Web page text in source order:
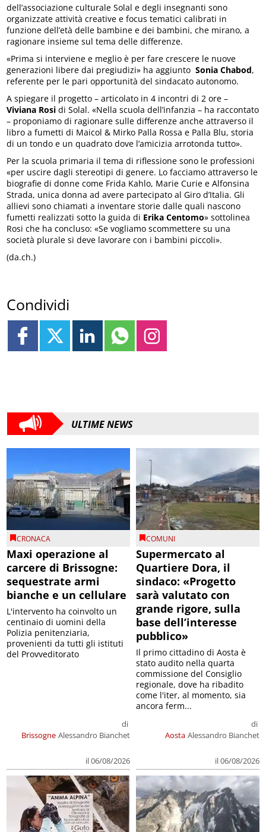
dell’associazione culturale Solal e degli insegnanti sono
organizzate attività creative e focus tematici calibrati in
funzione dell’età delle bambine e dei bambini, che mirano, a
ragionare insieme sul tema delle differenze.
«Prima si interviene e meglio è per fare crescere le nuove
generazioni libere dai pregiudizi» ha aggiuntoSonia Chabod,
referente per le pari opportunità del sindacato autonomo.
A spiegare il progetto – articolato in 4 incontri di 2 ore –
Viviana Rosi di Solal. «Nella scuola dell’infanzia – ha raccontato
– proponiamo di ragionare sulle differenze anche attraverso il
libro a fumetti di Maicol & Mirko Palla Rossa e Palla Blu, storia
di un tondo e un quadrato dove l’amicizia arrotonda tutto».
Per la scuola primaria il tema di riflessione sono le professioni
«per uscire dagli stereotipi di genere. Lo facciamo attraverso le
biografie di donne come Frida Kahlo, Marie Curie e Alfonsina
Strada, unica donna ad avere partecipato al Giro d’Italia. Gli
allievi sono chiamati a inventare storie dalle quali nascono
fumetti realizzati sotto la guida di Erika Centomo» sottolinea
Rosi che ha concluso: «Se vogliamo scommettere su una
società plurale si deve lavorare con i bambini piccoli».
(da.ch.)
Condividi
ULTIME NEWS
CRONACA
Maxi operazione al
carcere di Brissogne:
sequestrate armi
bianche e un cellulare
Brissogne
di
Alessandro Bianchet
il 06/08/2026
L'intervento ha coinvolto un
centinaio di uomini della
Polizia penitenziaria,
provenienti da tutti gli istituti
del Provveditorato
COMUNI
Supermercato al
Quartiere Dora, il
sindaco: «Progetto
sarà valutato con
grande rigore, sulla
base dell’interesse
pubblico»
Aosta
di
Alessandro Bianchet
il 06/08/2026
Il primo cittadino di Aosta è
stato audito nella quarta
commissione del Consiglio
regionale, dove ha ribadito
come l'iter, al momento, sia
ancora ferm...